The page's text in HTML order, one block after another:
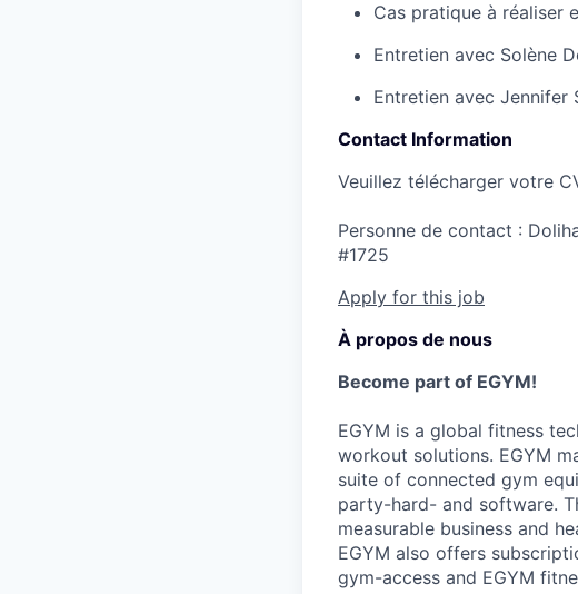
Cas pratique à réaliser
Entretien avec Solène
Entretien avec Jennifer
Contact Information
Veuillez télécharger votre
Personne de contact :
#1725
Apply for this job
À propos de nous
Become part of EGYM!
EGYM is a global fitness
workout solutions. EGYM
suite of connected gym
party-hard- and software.
measurable business and
EGYM also offers
gym-access and EGYM